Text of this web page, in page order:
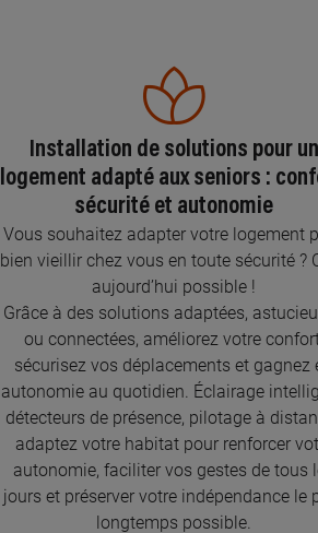
Installation de solutions pour un
logement adapté aux seniors :
sécurité et autonomie
Vous souhaitez adapter votre logement
bien vieillir chez vous en toute sécurité ?
aujourd’hui possible !
Grâce à des solutions adaptées,
ou connectées, améliorez votre
sécurisez vos déplacements et gagnez
autonomie au quotidien. Éclairage
détecteurs de présence, pilotage à
adaptez votre habitat pour renforcer
autonomie, faciliter vos gestes de tous
jours et préserver votre indépendance le
longtemps possible.